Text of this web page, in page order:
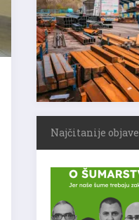
Najčitanije objave